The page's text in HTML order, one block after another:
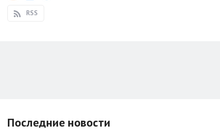
RSS
Последние новости